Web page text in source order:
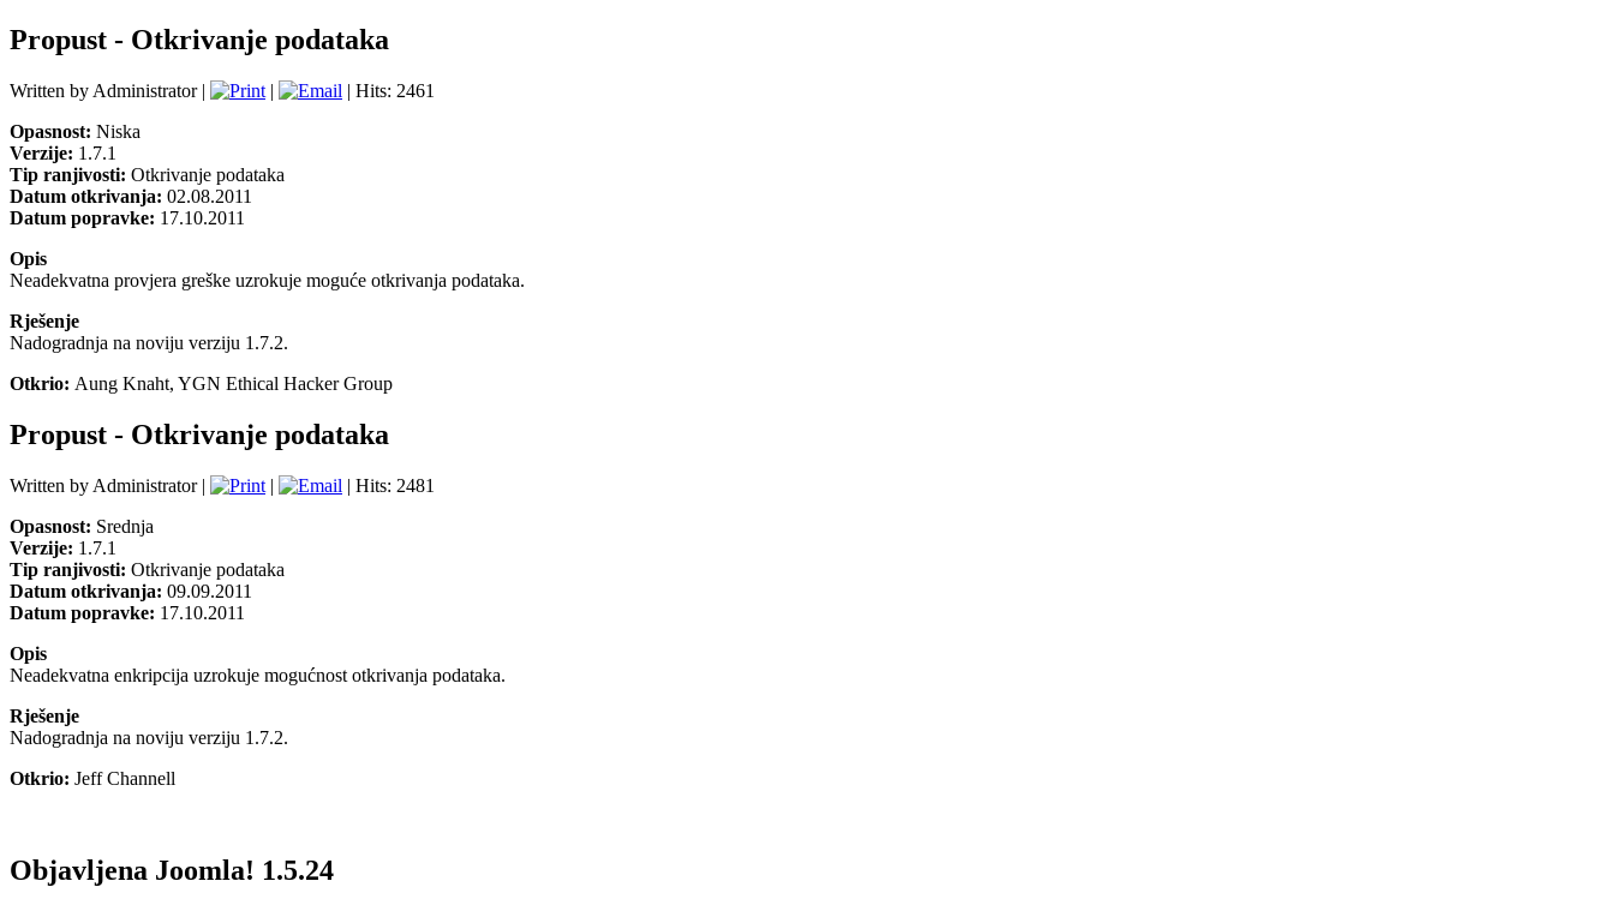
Propust - Otkrivanje podataka
Written by Administrator | |
| Hits: 2461
Opasnost: Niska
Verzije: 1.7.1
Tip ranjivosti: Otkrivanje podataka
Datum otkrivanja: 02.08.2011
Datum popravke: 17.10.2011
Opis
Neadekvatna provjera greške uzrokuje moguće otkrivanja podataka.
Rješenje
Nadogradnja na noviju verziju 1.7.2.
Otkrio: Aung Knaht, YGN Ethical Hacker Group
Propust - Otkrivanje podataka
Written by Administrator | |
| Hits: 2481
Opasnost: Srednja
Verzije: 1.7.1
Tip ranjivosti: Otkrivanje podataka
Datum otkrivanja: 09.09.2011
Datum popravke: 17.10.2011
Opis
Neadekvatna enkripcija uzrokuje mogućnost otkrivanja podataka.
Rješenje
Nadogradnja na noviju verziju 1.7.2.
Otkrio: Jeff Channell
Objavljena Joomla! 1.5.24